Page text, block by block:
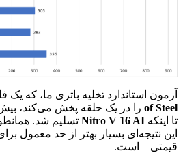
آزمون استاندارد تخلیه باتری ما، که یک
of Steel را در یک حلقه پخش می‌کند، بیش
تا اینکه Nitro V 16 AI تسلیم شد.
این نتیجه‌ای بسیار بهتر از حد معمول
قیمتی – است.